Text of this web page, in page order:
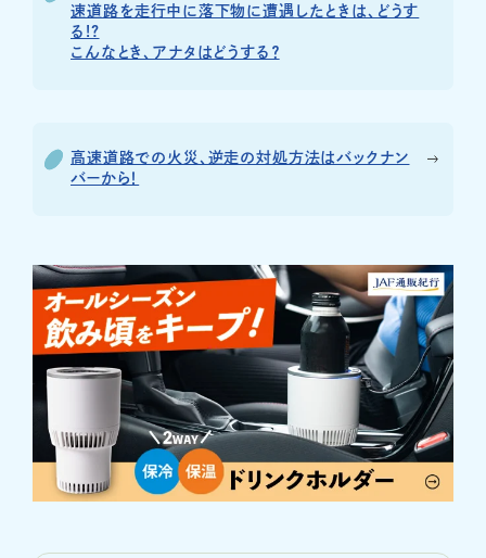
速道路を走行中に落下物に遭遇したときは、どうす
る!?
こんなとき、アナタはどうする？
高速道路での火災、逆走の対処方法はバックナン
バーから！